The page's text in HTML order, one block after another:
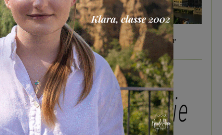
In vetrina 6 Agosto 2026
Gita di famiglia a Firenze: 5 idee per far
divertire i tuoi figli